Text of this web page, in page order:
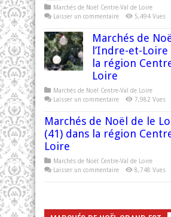
Marchés de Noël Centre-Val de Loire
Laisser un commentaire
5,494 Vues
Marchés de
l’Indre-et-Loire
la région
Loire
Marchés de Noël Centre-Val de Loire
Laisser un commentaire
7,982 Vues
Marchés de Noël de le
(41) dans la région
Loire
Marchés de Noël Centre-Val de Loire
Laisser un commentaire
8,748 Vues